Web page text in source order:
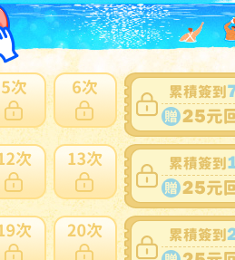
08【現状】 テニスの王子様 グッズ まとめ売り キャラ分け 不二周助、缶バッジ、紙類 他
NT7682 2200円
法參加免服務費及國際運費優惠。
會產生材積費用。